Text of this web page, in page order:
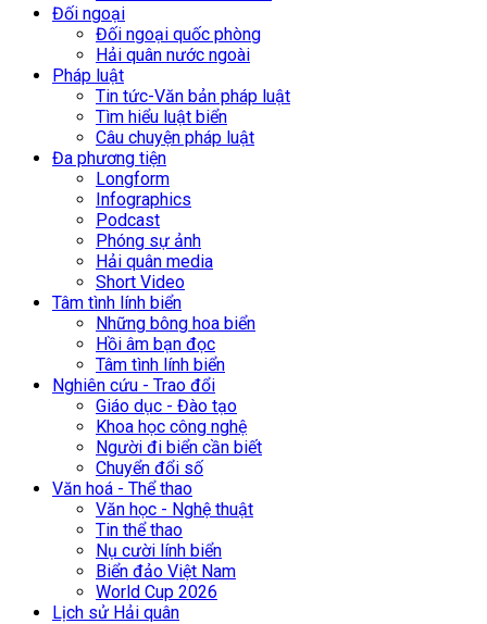
Đối ngoại
Đối ngoại quốc phòng
Hải quân nước ngoài
Pháp luật
Tin tức-Văn bản pháp luật
Tìm hiểu luật biển
Câu chuyện pháp luật
Đa phương tiện
Longform
Infographics
Podcast
Phóng sự ảnh
Hải quân media
Short Video
Tâm tình lính biển
Những bông hoa biển
Hồi âm bạn đọc
Tâm tình lính biển
Nghiên cứu - Trao đổi
Giáo dục - Đào tạo
Khoa học công nghệ
Người đi biển cần biết
Chuyển đổi số
Văn hoá - Thể thao
Văn học - Nghệ thuật
Tin thể thao
Nụ cười lính biển
Biển đảo Việt Nam
World Cup 2026
Lịch sử Hải quân